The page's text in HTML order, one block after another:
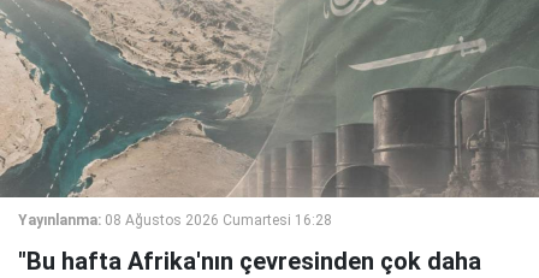
Yayınlanma: 08 Ağustos 2026 Cumartesi 16:28
"Bu hafta Afrika'nın çevresinden çok daha